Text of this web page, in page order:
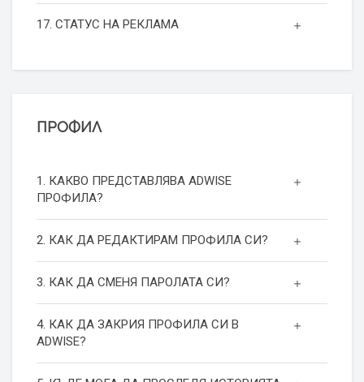
17. СТАТУС НА РЕКЛАМА
ПРОФИЛ
1. КАКВО ПРЕДСТАВЛЯВА ADWISE
ПРОФИЛА?
2. КАК ДА РЕДАКТИРАМ ПРОФИЛА СИ?
3. КАК ДА СМЕНЯ ПАРОЛАТА СИ?
4. КАК ДА ЗАКРИЯ ПРОФИЛА СИ В
ADWISE?